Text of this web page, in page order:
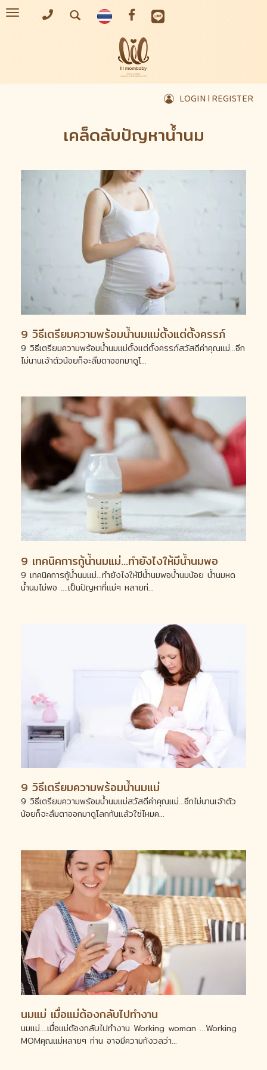
Toggle
LOGIN l REGISTER
เคล็ดลับปัญหาน้ำนม
9 วิธีเตรียมความพร้อมน้ำนมแม่ตั้งแต่ตั้งครรภ์
9 วิธีเตรียมความพร้อมน้ำนมแม่ตั้งแต่ตั้งครรภ์สวัสดีค่าคุณแม่...อีก
ไม่นานเจ้าตัวน้อยก็จะลืมตาออกมาดูโ...
9 เทคนิคการกู้น้ำนมแม่...ทำยังไงให้มีน้ำนมพอ
9 เทคนิคการกู้น้ำนมแม่...ทำยังไงให้มีน้ำนมพอน้ำนมน้อย น้ำนมหด
น้ำนมไม่พอ ....เป็นปัญหาที่แม่ๆ หลายท่...
9 วิธีเตรียมความพร้อมน้ำนมแม่
9 วิธีเตรียมความพร้อมน้ำนมแม่สวัสดีค่าคุณแม่...อีกไม่นานเจ้าตัว
น้อยก็จะลืมตาออกมาดูโลกกันแล้วใช่ไหมค...
นมแม่ เมื่อแม่ต้องกลับไปทำงาน
นมแม่....เมื่อแม่ต้องกลับไปทำงาน Working woman …Working
MOMคุณแม่หลายๆ ท่าน อาจมีความกังวลว่า...